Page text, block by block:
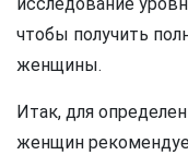
чтобы получить
женщины.
Итак, для
женщин